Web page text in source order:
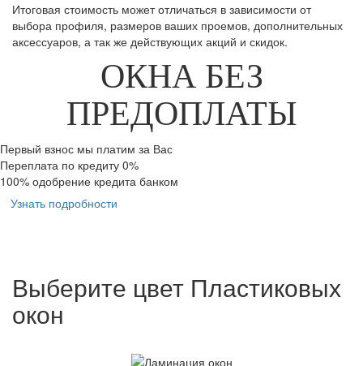
Итоговая стоимость может отличаться в зависимости от
выбора профиля, размеров ваших проемов, дополнительных
аксессуаров, а так же действующих акций и скидок.
ОКНА БЕЗ
ПРЕДОПЛАТЫ
Первый взнос мы платим за Вас
Переплата по кредиту 0%
100% одобрение кредита банком
Узнать подробности
Выберите цвет Пластиковых
окон